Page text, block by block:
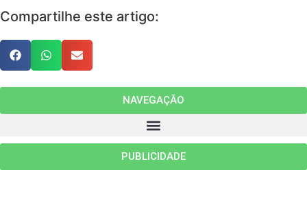
Compartilhe este artigo:
NAVEGAÇÃO
PUBLICIDADE